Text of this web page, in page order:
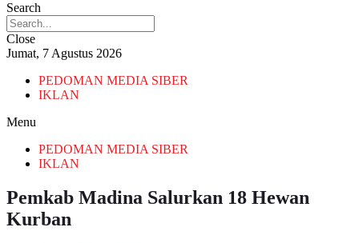
Search
Close
Jumat, 7 Agustus 2026
PEDOMAN MEDIA SIBER
IKLAN
Menu
PEDOMAN MEDIA SIBER
IKLAN
Pemkab Madina Salurkan 18 Hewan
Kurban